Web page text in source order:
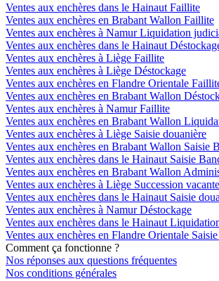
Ventes aux enchères dans le Hainaut Faillite
Ventes aux enchères en Brabant Wallon Faillite
Ventes aux enchères à Namur Liquidation
Ventes aux enchères dans le Hainaut
Ventes aux enchères à Liège Faillite
Ventes aux enchères à Liège Déstockage
Ventes aux enchères en Flandre Orientale
Ventes aux enchères en Brabant Wallon
Ventes aux enchères à Namur Faillite
Ventes aux enchères en Brabant Wallon
Ventes aux enchères à Liège Saisie douanière
Ventes aux enchères en Brabant Wallon Saisie
Ventes aux enchères dans le Hainaut Saisie
Ventes aux enchères en Brabant Wallon
Ventes aux enchères à Liège Succession vacante
Ventes aux enchères dans le Hainaut Saisie
Ventes aux enchères à Namur Déstockage
Ventes aux enchères dans le Hainaut
Ventes aux enchères en Flandre Orientale
Comment ça fonctionne ?
Nos réponses aux questions fréquentes
Nos conditions générales